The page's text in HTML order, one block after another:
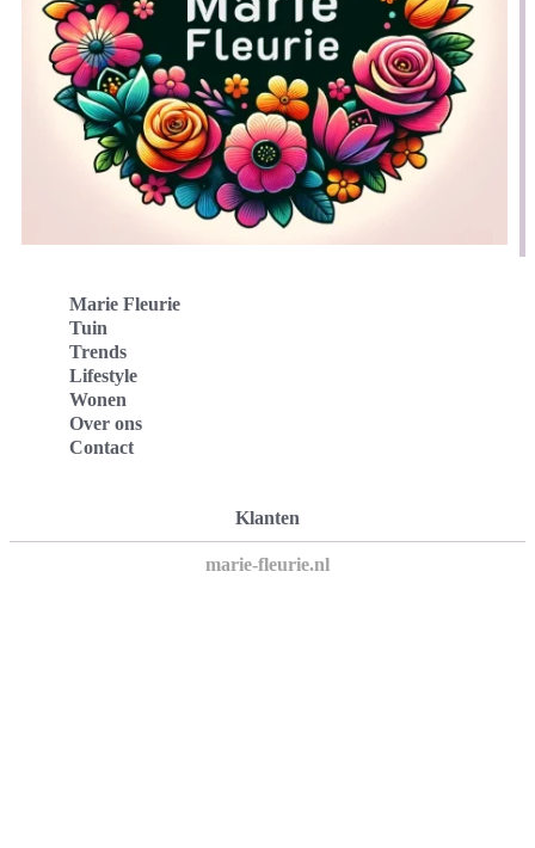
Marie Fleurie
Tuin
Trends
Lifestyle
Wonen
Over ons
Contact
Klanten
marie-fleurie.nl